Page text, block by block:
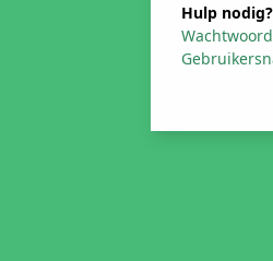
Hulp nodig?